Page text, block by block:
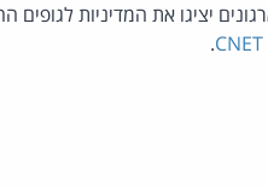
המתאבדים השנתי ביפן - יותר מ- 32,000! הארגונים יציגו
.